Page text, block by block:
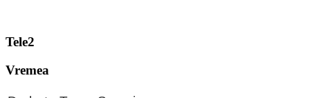
Tele2
Vremea